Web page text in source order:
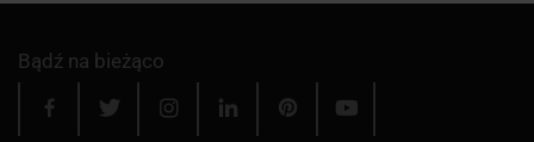
Bądź na bieżąco